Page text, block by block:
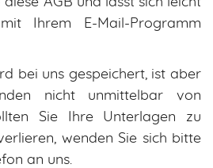
Ihrem E-Mail-Programm
bei uns gespeichert, ist aber
nicht unmittelbar von
Sie Ihre Unterlagen zu
wenden Sie sich bitte
an uns.